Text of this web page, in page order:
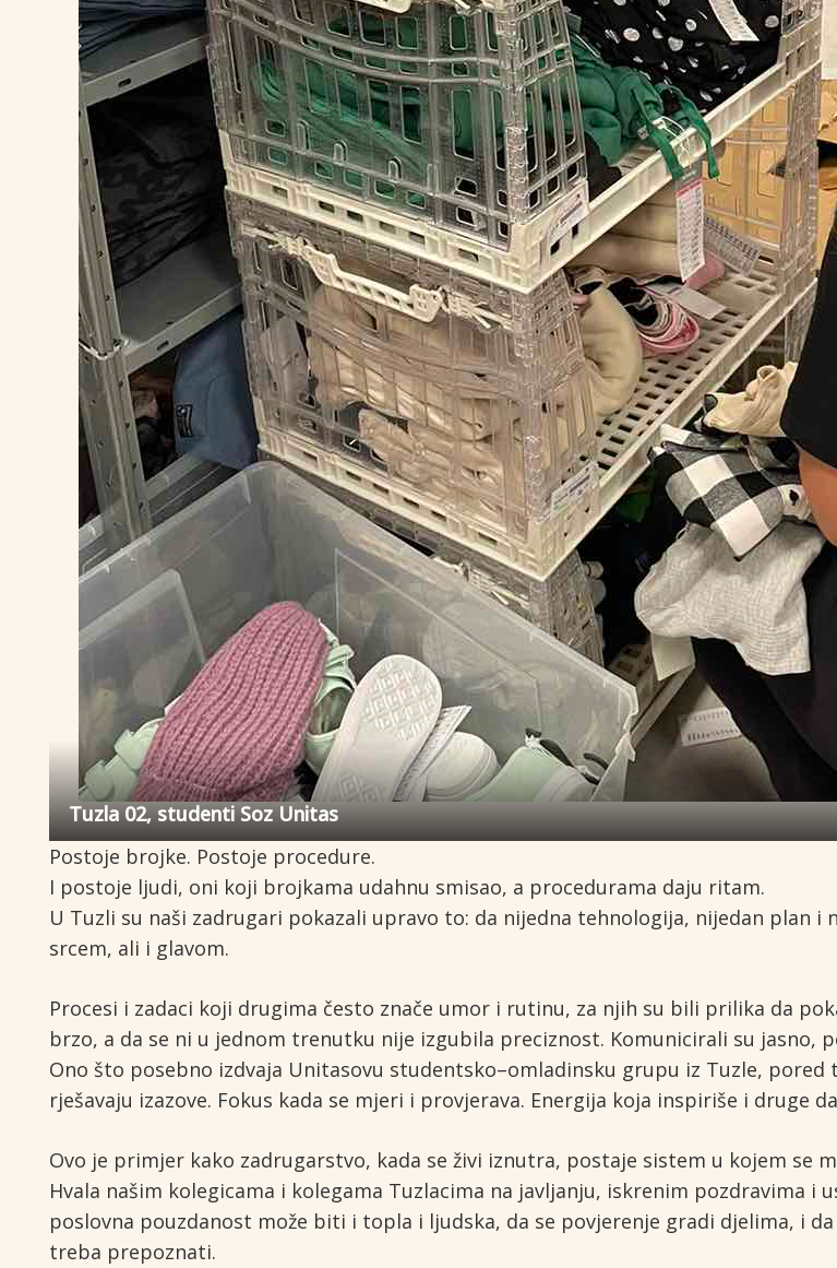
Tuzla 02, studenti Soz Unitas
Postoje brojke. Postoje procedure.
I postoje ljudi, oni koji brojkama udahnu smisao, a procedurama daju ritam.
U Tuzli su naši zadrugari pokazali upravo to: da nijedna tehnologija, nijedan plan
srcem, ali i glavom.
Procesi i zadaci koji drugima često znače umor i rutinu, za njih su bili prilika da
brzo, a da se ni u jednom trenutku nije izgubila preciznost. Komunicirali su jasno,
Ono što posebno izdvaja Unitasovu studentsko–omladinsku grupu iz Tuzle,
rješavaju izazove. Fokus kada se mjeri i provjerava. Energija koja inspiriše i druge
Ovo je primjer kako zadrugarstvo, kada se živi iznutra, postaje sistem u kojem se
Hvala našim kolegicama i kolegama Tuzlacima na javljanju, iskrenim pozdravima i
poslovna pouzdanost može biti i topla i ljudska, da se povjerenje gradi djelima, i
treba prepoznati.